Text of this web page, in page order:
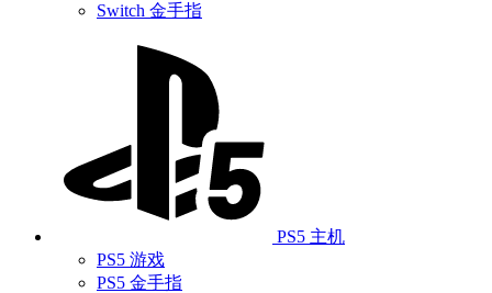
Switch 金手指
PS5 主机
PS5 游戏
PS5 金手指